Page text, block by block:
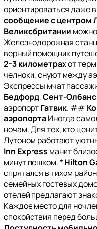
ориентироваться даже
сообщение с центром
Великобритании
Железнодорожная
верный помощник
2-3 километрахот
челноки, снуют между
Экспрессы мчат
Бедфорд,Сент-Олбанс,
аэропортГатвик. ##
аэропортаИногда
ночам. Для тех, кто
Лутоном работают
Inn Express манит
минут пешком. * Hilton
спрятался в тихом
семейных гостевых
отелей предлагают
Каждое место для
спокойствия перед